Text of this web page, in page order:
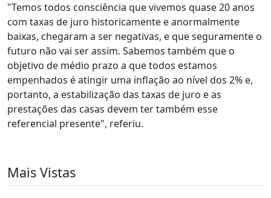
"Temos todos consciência que vivemos quase 20 anos
com taxas de juro historicamente e anormalmente
baixas, chegaram a ser negativas, e que seguramente o
futuro não vai ser assim. Sabemos também que o
objetivo de médio prazo a que todos estamos
empenhados é atingir uma inflação ao nível dos 2% e,
portanto, a estabilização das taxas de juro e as
prestações das casas devem ter também esse
referencial presente", referiu.
Mais Vistas